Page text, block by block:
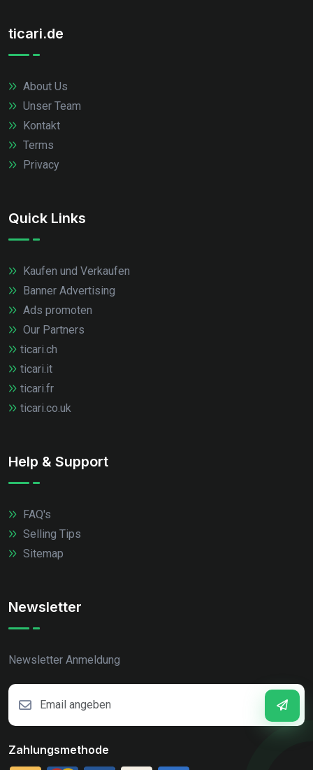
ticari.de
About Us
Unser Team
Kontakt
Terms
Privacy
Quick Links
Kaufen und Verkaufen
Banner Advertising
Ads promoten
Our Partners
ticari.ch
ticari.it
ticari.fr
ticari.co.uk
Help & Support
FAQ's
Selling Tips
Sitemap
Newsletter
Newsletter Anmeldung
Zahlungsmethode